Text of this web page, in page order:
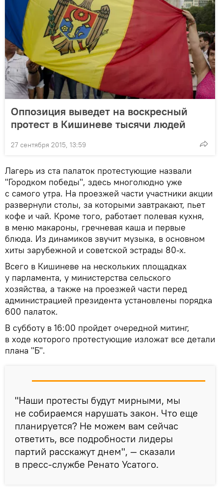
Оппозиция выведет на воскресный
протест в Кишиневе тысячи людей
27 сентября 2015, 13:59
Лагерь из ста палаток протестующие назвали
"Городком победы", здесь многолюдно уже
с самого утра. На проезжей части участники акции
развернули столы, за которыми завтракают, пьет
кофе и чай. Кроме того, работает полевая кухня,
в меню макароны, гречневая каша и первые
блюда. Из динамиков звучит музыка, в основном
хиты зарубежной и советской эстрады 80-х.
Всего в Кишиневе на нескольких площадках
у парламента, у министерства сельского
хозяйства, а также на проезжей части перед
администрацией президента установлены порядка
600 палаток.
В субботу в 16:00 пройдет очередной митинг,
в ходе которого протестующие изложат все детали
плана "Б".
"Наши протесты будут мирными, мы
не собираемся нарушать закон. Что еще
планируется? Не можем вам сейчас
ответить, все подробности лидеры
партий расскажут днем", — сказали
в пресс-службе Ренато Усатого.